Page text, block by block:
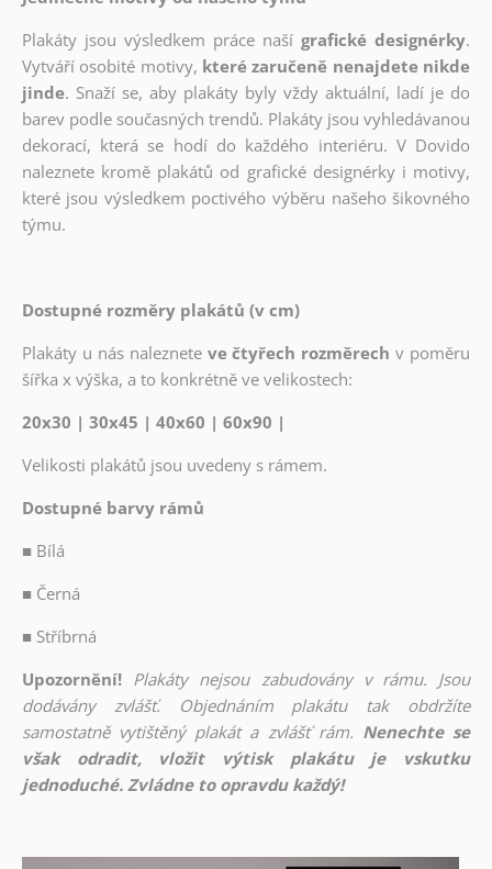
Plakáty jsou výsledkem práce naší grafické designérky.
Vytváří osobité motivy, které zaručeně nenajdete nikde
jinde. Snaží se, aby plakáty byly vždy aktuální, ladí je do
barev podle současných trendů. Plakáty jsou vyhledávanou
dekorací, která se hodí do každého interiéru. V Dovido
naleznete kromě plakátů od grafické designérky i motivy,
které jsou výsledkem poctivého výběru našeho šikovného
týmu.
Dostupné rozměry plakátů (v cm)
Plakáty u nás naleznete ve čtyřech rozměrech v poměru
šířka x výška, a to konkrétně ve velikostech:
20x30 | 30x45 | 40x60 | 60x90 |
Velikosti plakátů jsou uvedeny s rámem.
Dostupné barvy rámů
■ Bílá
■ Černá
■ Stříbrná
Upozornění! Plakáty nejsou zabudovány v rámu. Jsou
dodávány zvlášť. Objednáním plakátu tak obdržíte
samostatně vytištěný plakát a zvlášť rám. Nenechte se
však odradit, vložit výtisk plakátu je vskutku
jednoduché. Zvládne to opravdu každý!